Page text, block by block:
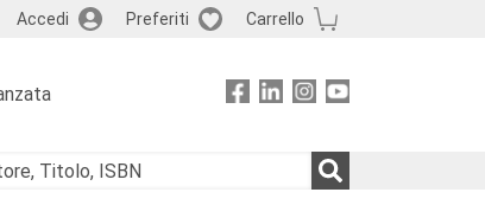
Accedi Preferiti Carrello